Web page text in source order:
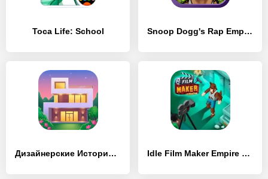
Toca Life: School Snoop Dogg's Rap Empire
Дизайнерские Истории Твой Дом Idle Film Maker Empire Tycoon